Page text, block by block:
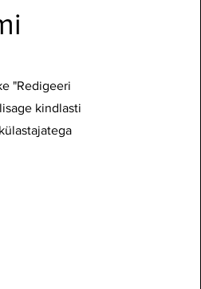
"Redigeeri
kindlasti